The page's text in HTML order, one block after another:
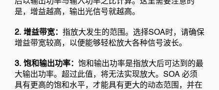
是，增益越高，输出光信号就越高。
2. 增益带宽： 指放大发生的范围。选择SOA时，请确保
增益带宽较高，以便能够轻松放大各种信号波长。
3. 饱和输出功率： 饱和输出功率是指放大后可达到的最
大输出功率。超过此值，将无法实现放大。SOA 必须
具有更高的饱和水平，才能具有更大的动态范围，并在